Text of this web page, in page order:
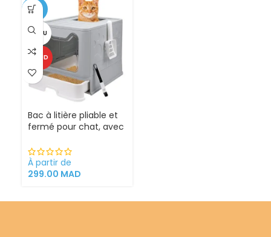
-25%
VENDU
CHAUD
Bac à litière pliable et
fermé pour chat, avec
À partir de
299.00 MAD